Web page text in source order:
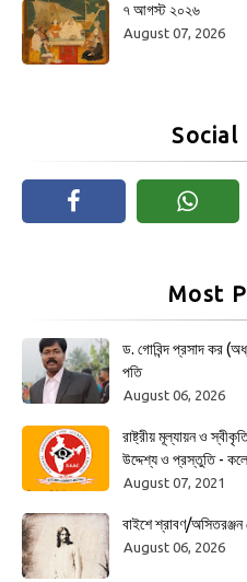
৭ আগস্ট ২০২৬
August 07, 2026
Social
Most
ড. গোবিন্দ প্রসাদ কর
পতি
August 06, 2026
রাষ্ট্রীয় মূল্যায়ন ও
উদ্দেশ্য ও প্রস্তুতি -
August 07, 2021
বাইশে শ্রাবণ/
August 06, 2026